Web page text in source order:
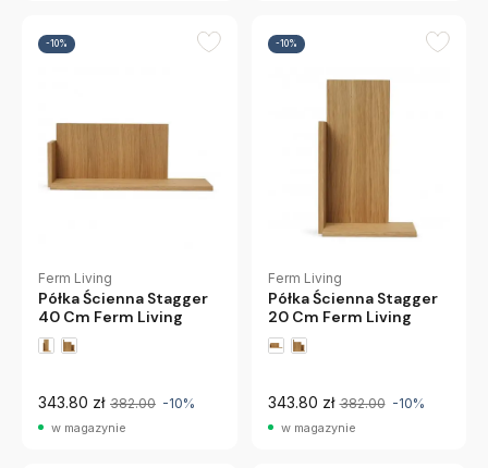
-10%
Ferm Living
Półka Ścienna Stagger
40 Cm Ferm Living
343.80 zł 382.00 -10%
w magazynie
-10%
Ferm Living
Półka Ścienna Stagger
20 Cm Ferm Living
343.80 zł 382.00 -10%
w magazynie